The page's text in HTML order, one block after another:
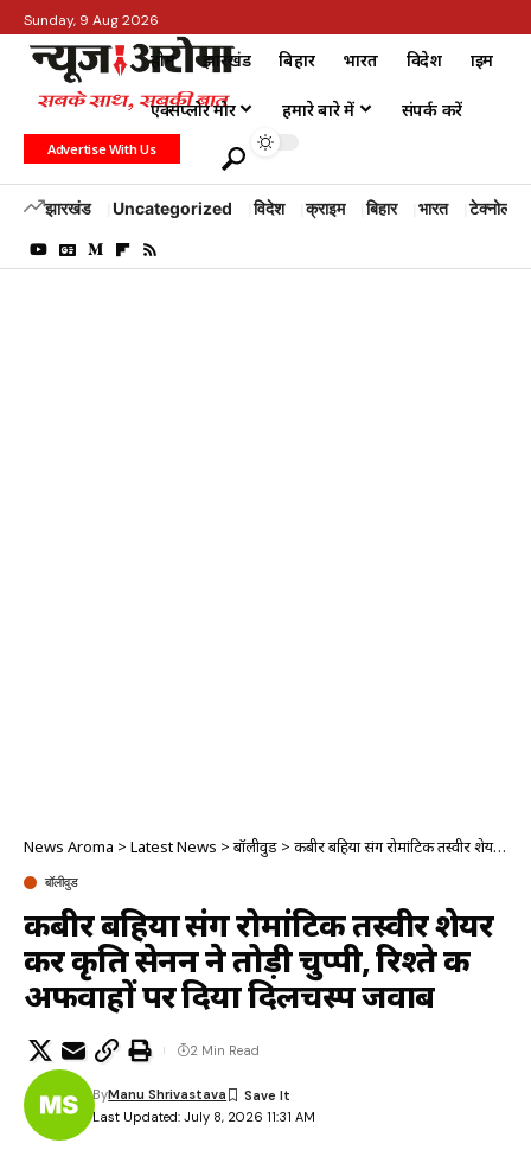
Sunday, 9 Aug 2026
होम झारखंड बिहार भारत विदेश क्राइम
एक्सप्लोर मोर हमारे बारे में संपर्क करें
Advertise With Us
झारखंड Uncategorized विदेश क्राइम बिहार भारत टेक्नोलॉजी
News Aroma > Latest News >बॉलीवुड > कबीर बहिया संग रोमांटिक तस्वीर शेयर कर कृति सेनन ने तोड़ी चुप्पी, रिश्ते की अफवाहों पर दिया दिलचस्प जवाब
बॉलीवुड
कबीर बहिया संग रोमांटिक तस्वीर शेयर
कर कृति सेनन ने तोड़ी चुप्पी, रिश्ते की
अफवाहों पर दिया दिलचस्प जवाब
Last Updated: July 8, 2026 11:31 AM
ByManu Shrivastava
2 Min Read